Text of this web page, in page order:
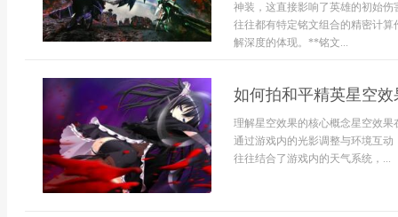
神装，这直接影响了英雄的初始
往往都有特定铭文组合的精密计
解深度的体现。**铭文...
如何拍和平精英星空
理解星空效果的核心概念星空效
通过游戏内的光影调整与环境互
往往结合了游戏内的天气系统，...